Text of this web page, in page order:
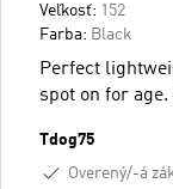
Veľkosť: 152
Farba: Black
Perfect
spot on for
Tdog75
Overený/-á